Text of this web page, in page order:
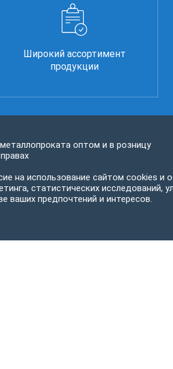
Широкий ассортимент
продукции
оптом и в розницу
на использование сайтом cookies и
статистических исследований,
ваших предпочтений и интересов.